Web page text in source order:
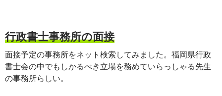
行政書士事務所の面接
面接予定の事務所をネット検索してみました。福岡県行政
書士会の中でもしかるべき立場を務めていらっしゃる先生
の事務所らしい。